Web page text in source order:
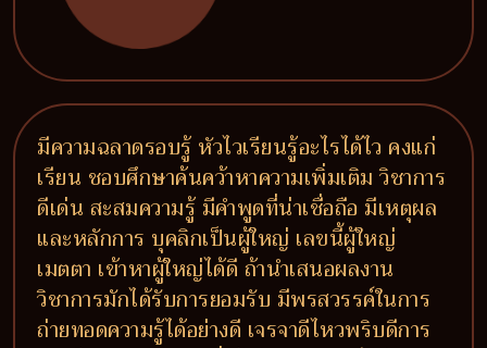
มีความฉลาดรอบรู้ หัวไวเรียนรู้อะไรได้ไว คงแก่
เรียน ชอบศึกษาค้นคว้าหาความเพิ่มเติม วิชาการ
ดีเด่น สะสมความรู้ มีคำพูดที่น่าเชื่อถือ มีเหตุผล
และหลักการ บุคลิกเป็นผู้ใหญ่ เลขนี้ผู้ใหญ่
เมตตา เข้าหาผู้ใหญ่ได้ดี ถ้านำเสนอผลงาน
วิชาการมักได้รับการยอมรับ มีพรสวรรค์ในการ
ถ่ายทอดความรู้ได้อย่างดี เจรจาดีไหวพริบดีการ